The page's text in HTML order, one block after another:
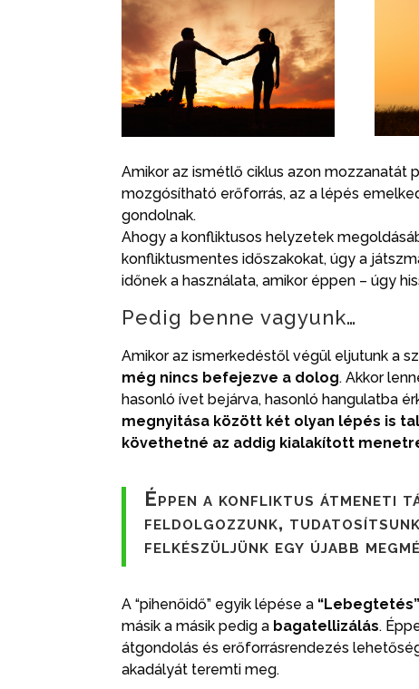
Amikor az ismétlő ciklus azon mozzanatát
mozgósítható erőforrás, az a lépés
gondolnak.
Ahogy a konfliktusos helyzetek
konfliktusmentes időszakokat, úgy a
időnek a használata, amikor éppen – úgy
Pedig benne vagyunk…
Amikor az ismerkedéstől végül eljutunk a
még nincs befejezve a dolog. Akkor
hasonló ívet bejárva, hasonló hangulatba
megnyitása között két olyan lépés is
követhetné az addig kialakított
Éppen a konfliktus átmeneti
feldolgozzunk,
felkészüljünk egy újabb
A “pihenőidő” egyik lépése a “Lebegtetés”
másik a másik pedig a bagatellizálás.
átgondolás és erőforrásrendezés
akadályát teremti meg.